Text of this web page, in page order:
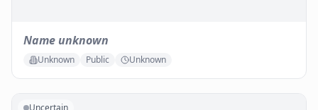
Name unknown
Unknown Public Unknown
Uncertain